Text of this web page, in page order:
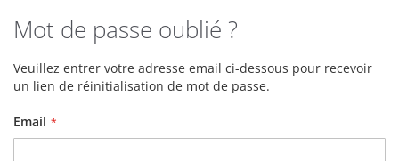
Mot de passe oublié ?
Veuillez entrer votre adresse email ci-dessous pour recevoir
un lien de réinitialisation de mot de passe.
Email